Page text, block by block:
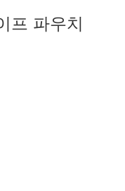
프 파우치